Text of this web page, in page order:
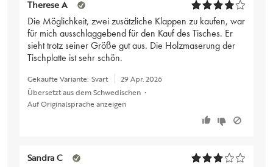
Therese A
Die Möglichkeit, zwei zusätzliche Klappen zu kaufen, war
für mich ausschlaggebend für den Kauf des Tisches. Er
sieht trotz seiner Größe gut aus. Die Holzmaserung der
Tischplatte ist sehr schön.
Gekaufte Variante: Svart
29 Apr. 2026
Übersetzt aus dem Schwedischen •
Auf Originalsprache anzeigen
Sandra C